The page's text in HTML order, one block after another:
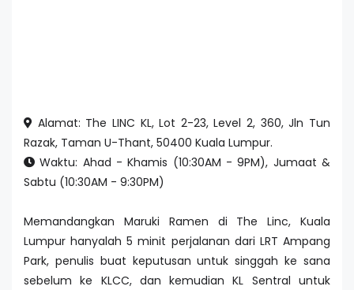
Alamat: The LINC KL, Lot 2-23, Level 2, 360, Jln Tun
Razak, Taman U-Thant, 50400 Kuala Lumpur.
Waktu: Ahad - Khamis (10:30AM - 9PM), Jumaat &
Sabtu (10:30AM - 9:30PM)
Memandangkan Maruki Ramen di The Linc, Kuala
Lumpur hanyalah 5 minit perjalanan dari LRT Ampang
Park, penulis buat keputusan untuk singgah ke sana
sebelum ke KLCC, dan kemudian KL Sentral untuk